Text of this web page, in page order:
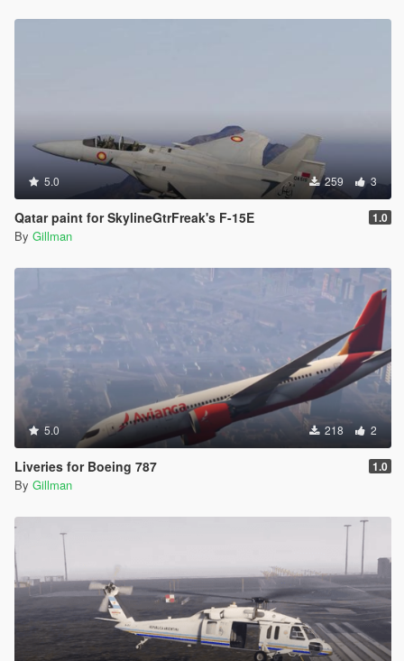
5.0 259 3
Qatar paint for SkylineGtrFreak's F-15E 1.0
By Gillman
5.0 218 2
Liveries for Boeing 787 1.0
By Gillman